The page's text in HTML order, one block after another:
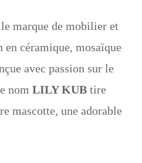
marque de mobilier et
en céramique, mosaïque
avec passion sur le
nom LILY KUB tire
mascotte, une adorable